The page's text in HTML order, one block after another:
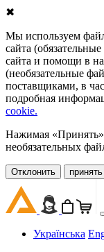
✖
Мы используем
сайта
сайта и помощи в
(необязательные
поставщиками, в
подробная
cookie.
Нажимая
необязательных
Oтклонить принять
Українська